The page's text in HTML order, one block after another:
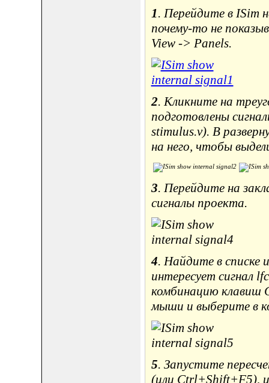
1. Перейдите в ISim
почему-то не
View -> Panels.
2. Кликните на
подготовлены
stimulus.v). В
на него, чтобы
3. Перейдите на
сигналы проекта.
4. Найдите в списке
интересует сигнал
комбинацию клавиш
мыши и выберите в
5. Запустите
(или Ctrl+Shift+F5),